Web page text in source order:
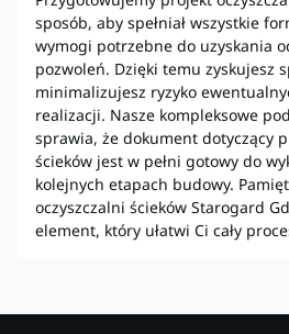
sposób, aby spełniał wszystkie
wymogi potrzebne do uzyskania
pozwoleń. Dzięki temu zyskujesz
minimalizujesz ryzyko
realizacji. Nasze kompleksowe
sprawia, że dokument dotyczący
ścieków jest w pełni gotowy do
kolejnych etapach budowy.
oczyszczalni ścieków Starogard
element, który ułatwi Ci cały